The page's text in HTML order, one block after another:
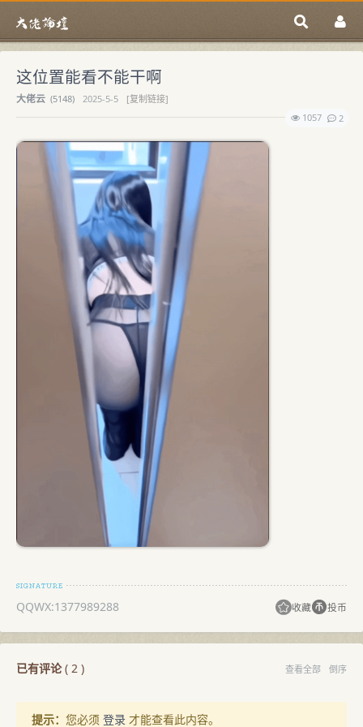
这位置能看不能干啊
大佬云 (5148) 2025-5-5
[复制链接]
1057
2
QQWX:1377989288 收藏 投币
已有评论( 2 ) 查看全部 倒序
提示： 您必须 登录 才能查看此内容。